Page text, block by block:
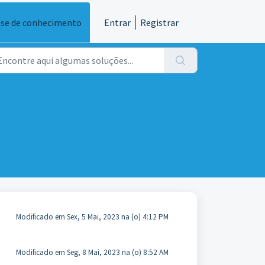
de conhecimento Entrar Registrar
Modificado em Sex, 5 Mai, 2023 na (o) 4:12 PM
Modificado em Seg, 8 Mai, 2023 na (o) 8:52 AM